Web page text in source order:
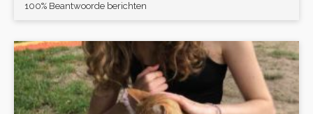
100% Beantwoorde berichten